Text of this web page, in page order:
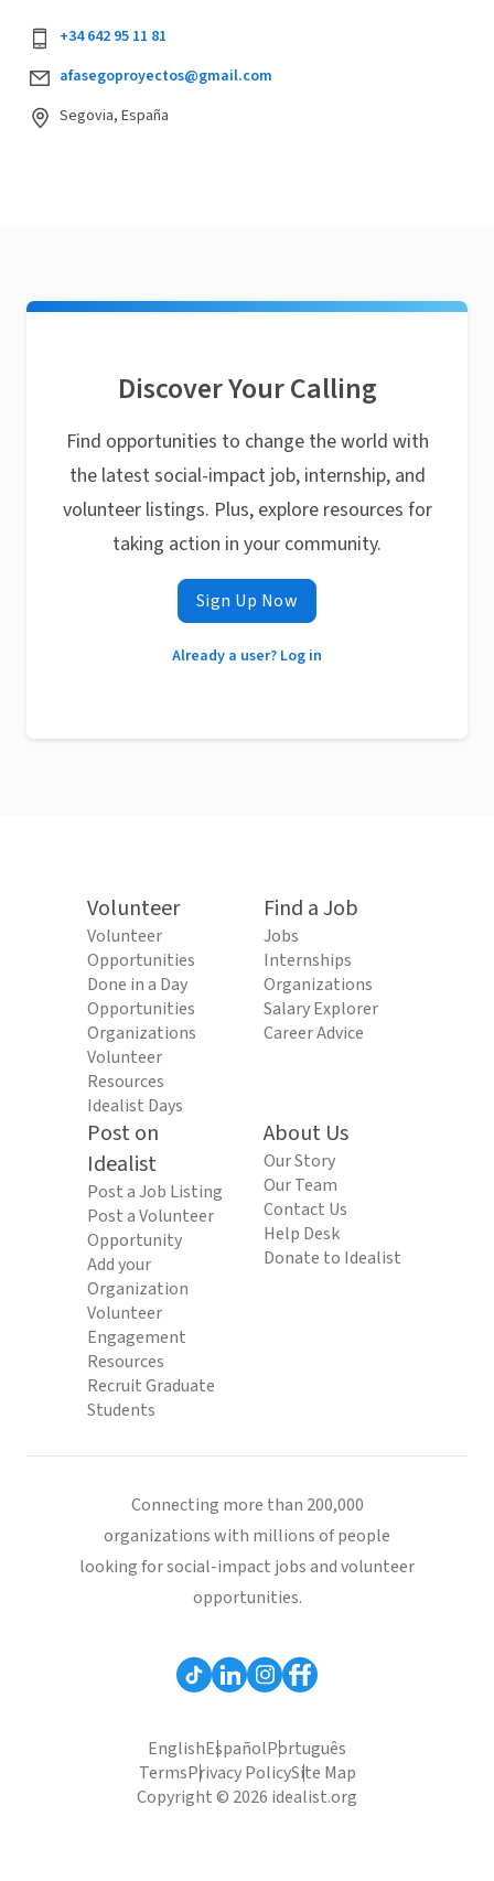
+34 642 95 11 81
afasegoproyectos@gmail.com
Segovia, España
Discover Your Calling
Find opportunities to change the world with
the latest social-impact job, internship, and
volunteer listings. Plus, explore resources for
taking action in your community.
Sign Up Now
Already a user? Log in
Volunteer
Volunteer
Opportunities
Done in a Day
Opportunities
Organizations
Volunteer
Resources
Idealist Days
Find a Job
Jobs
Internships
Organizations
Salary Explorer
Career Advice
Post on
Idealist
Post a Job Listing
Post a Volunteer
Opportunity
Add your
Organization
Volunteer
Engagement
Resources
Recruit Graduate
Students
About Us
Our Story
Our Team
Contact Us
Help Desk
Donate to Idealist
Connecting more than 200,000
organizations with millions of people
looking for social-impact jobs and volunteer
opportunities.
EnglishEspañolPortuguês
TermsPrivacy PolicySite Map
Copyright © 2026 idealist.org